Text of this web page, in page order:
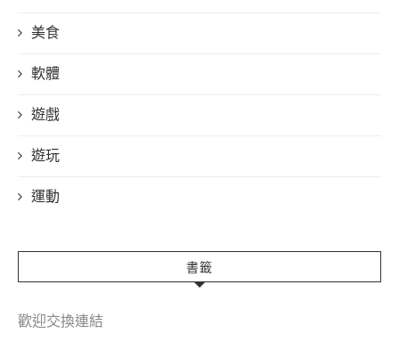
美食
軟體
遊戲
遊玩
運動
書籤
歡迎交換連結